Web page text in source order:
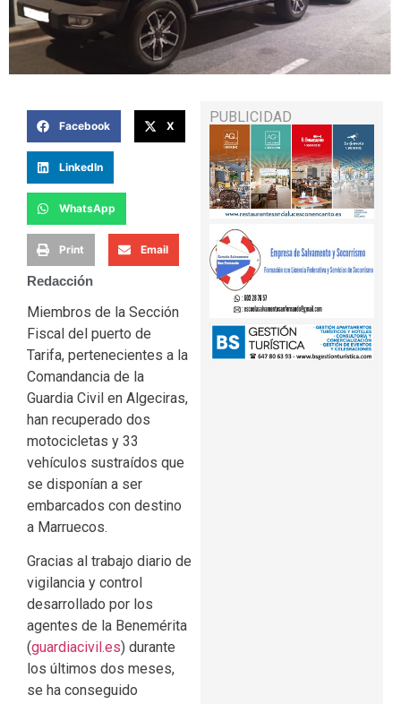
Facebook X
LinkedIn
WhatsApp
Print Email
Redacción
Miembros de la Sección
Fiscal del puerto de
Tarifa, pertenecientes a la
Comandancia de la
Guardia Civil en Algeciras,
han recuperado dos
motocicletas y 33
vehículos sustraídos que
se disponían a ser
embarcados con destino
a Marruecos.
Gracias al trabajo diario de
vigilancia y control
desarrollado por los
agentes de la Benemérita
(guardiacivil.es) durante
los últimos dos meses,
se ha conseguido
PUBLICIDAD